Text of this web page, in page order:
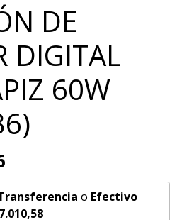
DE
DIGITAL
60W
o Efectivo